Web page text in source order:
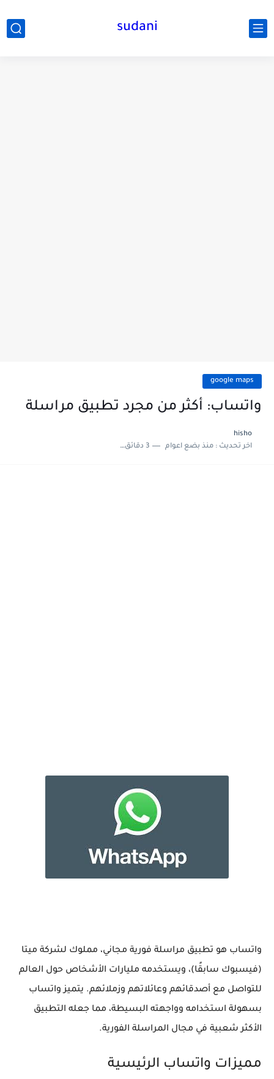
sudani
google maps
واتساب: أكثر من مجرد تطبيق مراسلة
hisho
اخر تحديث :منذ بضع اعوام 3 دقائق للقراءة
واتساب هو تطبيق مراسلة فورية مجاني، مملوك لشركة ميتا
(فيسبوك سابقًا)، ويستخدمه مليارات الأشخاص حول العالم
للتواصل مع أصدقائهم وعائلاتهم وزملائهم. يتميز واتساب
بسهولة استخدامه وواجهته البسيطة، مما جعله التطبيق
الأكثر شعبية في مجال المراسلة الفورية.
مميزات واتساب الرئيسية